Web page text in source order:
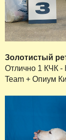
Золотистый
Отлично 1 КЧК -
Team + Опиум